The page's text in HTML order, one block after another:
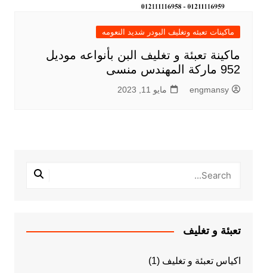
ماكينات تعبئه وتغليف البودر شديد النعومه
ماكينة تعبئة و تغليف البن بأنواعه موديل
952 ماركة المهندس منسى
engmansy مايو 11, 2023
تعبئة و تغليف
اكياس تعبئة و تغليف (1)